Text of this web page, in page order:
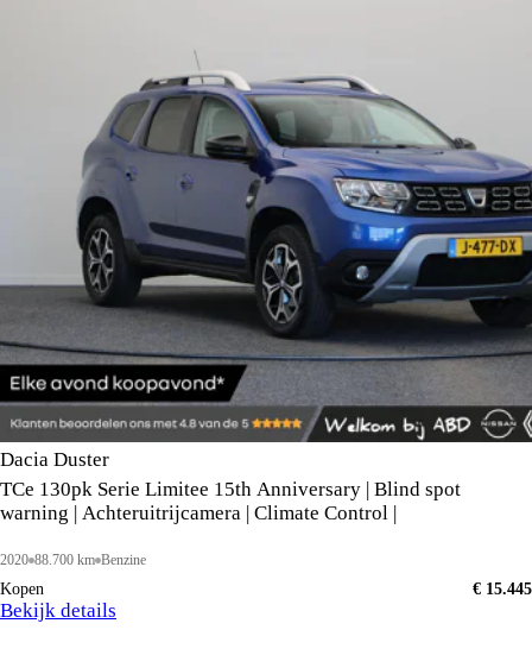
Dacia Duster
TCe 130pk Serie Limitee 15th Anniversary | Blind spot
warning | Achteruitrijcamera | Climate Control |
2020 88.700 km Benzine
Kopen € 15.445
Bekijk details